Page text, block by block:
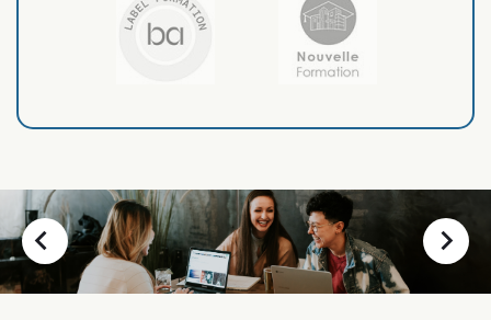
chevron_left chevron_right